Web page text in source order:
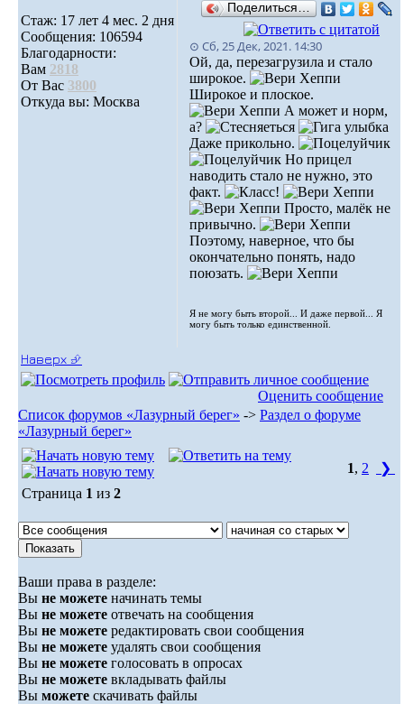
Стаж: 17 лет 4 мес. 2 дня
Сообщения: 106594
Благодарности:
Вам 2818
От Вас 3800
Откуда вы: Москва
Поделиться…
⊙ Сб, 25 Дек, 2021. 14:30
Ой, да, перезагрузила и стало
широкое.
Широкое и плоское.
А может и норм,
а?
Даже прикольно.
Но прицел
наводить стало не нужно, это
факт.
Просто, малёк не
привычно.
Поэтому, наверное, что бы
окончательно понять, надо
поюзать.
Я не могу быть второй... И даже первой... Я
могу быть только единственной.
Наверх ⮵
Оценить сообщение
Список форумов «Лазурный берег» -> Раздел о форуме
«Лазурный берег»
1, 2
❯
Страница 1 из 2
Ваши права в разделе:
Вы не можете начинать темы
Вы не можете отвечать на сообщения
Вы не можете редактировать свои сообщения
Вы не можете удалять свои сообщения
Вы не можете голосовать в опросах
Вы не можете вкладывать файлы
Вы можете скачивать файлы